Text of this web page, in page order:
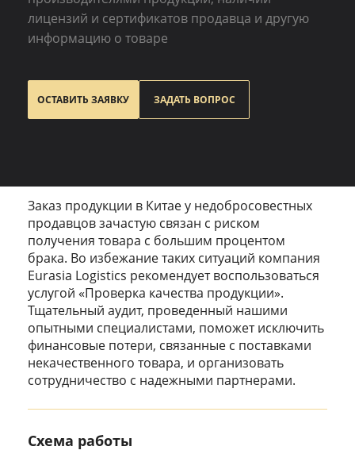
Разное
лицензий и сертификатов продавца и другую
информацию о товаре
ОСТАВИТЬ ЗАЯВКУ ЗАДАТЬ ВОПРОС
Заказ продукции в Китае у недобросовестных
продавцов зачастую связан с риском
получения товара с большим процентом
брака. Во избежание таких ситуаций компания
Eurasia Logistics рекомендует воспользоваться
услугой «Проверка качества продукции».
Тщательный аудит, проведенный нашими
опытными специалистами, поможет исключить
финансовые потери, связанные с поставками
некачественного товара, и организовать
сотрудничество с надежными партнерами.
Схема работы